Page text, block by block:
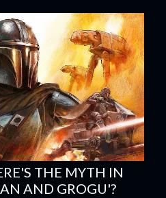
THE MYTH IN
AND GROGU'?